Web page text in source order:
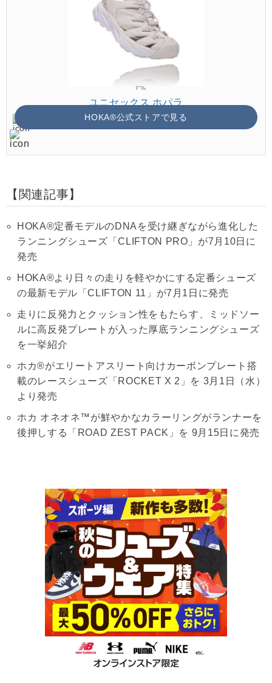
ユニセックス ホパラ
HOKA®公式ストアで見る
関連記事
HOKA®定番モデルのDNAを受け継ぎながら進化した
ランニングシューズ「CLIFTON PRO」が7月10日に
発売
HOKA®より日々の走りを軽やかにする定番シューズ
の最新モデル「CLIFTON 11」が7月1日に発売
走りに反発力とクッション性をもたらす、ミッドソー
ルに高反発プレートが入った厚底ランニングシューズ
を一挙紹介
ホカ®がエリートアスリート向けカーボンプレート搭
載のレースシューズ「ROCKET X 2」を 3月1日（水）
より発売
ホカ オネオネ™が鮮やかなカラーリングがランナーを
後押しする「ROAD ZEST PACK」を 9月15日に発売